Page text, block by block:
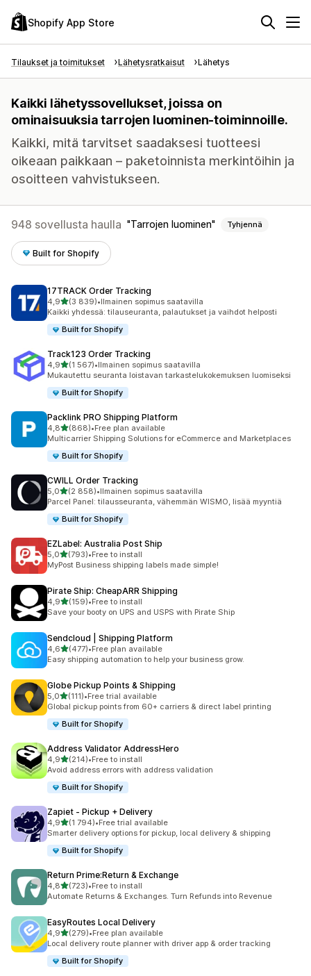
Shopify App Store
Tilaukset ja toimitukset Lähetysratkaisut Lähetys
Kaikki lähetyssovellukset, joissa on
ominaisuuksia tarrojen luominen-toiminnoille.
Kaikki, mitä tarvitset saadaksesi tuotteesi
oikeaan paikkaan – paketoinnista merkintöihin ja
osoitteen vahvistukseen.
948 sovellusta haulla Tarrojen luominen Tyhjennä
Built for Shopify
17TRACK Order Tracking
4,9/ 5 tähteä
(3 839)
3839 arvostelua yhteensä
•Ilmainen sopimus saatavilla
Kaikki yhdessä: tilauseuranta, palautukset ja vaihdot helposti
Built for Shopify
Track123 Order Tracking
4,9/ 5 tähteä
(1 567)
1567 arvostelua yhteensä
•Ilmainen sopimus saatavilla
Mukautettu seuranta loistavan tarkastelukokemuksen luomiseksi
Built for Shopify
Packlink PRO Shipping Platform
4,8/ 5 tähteä
(868)
868 arvostelua yhteensä
•Free plan available
Multicarrier Shipping Solutions for eCommerce and Marketplaces
Built for Shopify
CWILL Order Tracking
5,0/ 5 tähteä
(2 858)
2858 arvostelua yhteensä
•Ilmainen sopimus saatavilla
Parcel Panel: tilausseuranta, vähemmän WISMO, lisää myyntiä
Built for Shopify
EZLabel: Australia Post Ship
5,0/ 5 tähteä
(793)
793 arvostelua yhteensä
•Free to install
MyPost Business shipping labels made simple!
Pirate Ship: CheapARR Shipping
4,9/ 5 tähteä
(159)
159 arvostelua yhteensä
•Free to install
Save your booty on UPS and USPS with Pirate Ship
Sendcloud | Shipping Platform
4,6/ 5 tähteä
(477)
477 arvostelua yhteensä
•Free plan available
Easy shipping automation to help your business grow.
Globe Pickup Points & Shipping
5,0/ 5 tähteä
(111)
111 arvostelua yhteensä
•Free trial available
Global pickup points from 60+ carriers & direct label printing
Built for Shopify
Address Validator AddressHero
4,9/ 5 tähteä
(214)
214 arvostelua yhteensä
•Free to install
Avoid address errors with address validation
Built for Shopify
Zapiet ‑ Pickup + Delivery
4,9/ 5 tähteä
(1 794)
1794 arvostelua yhteensä
•Free trial available
Smarter delivery options for pickup, local delivery & shipping
Built for Shopify
Return Prime:Return & Exchange
4,8/ 5 tähteä
(723)
723 arvostelua yhteensä
•Free to install
Automate Returns & Exchanges. Turn Refunds into Revenue
EasyRoutes Local Delivery
4,9/ 5 tähteä
(279)
279 arvostelua yhteensä
•Free plan available
Local delivery route planner with driver app & order tracking
Built for Shopify